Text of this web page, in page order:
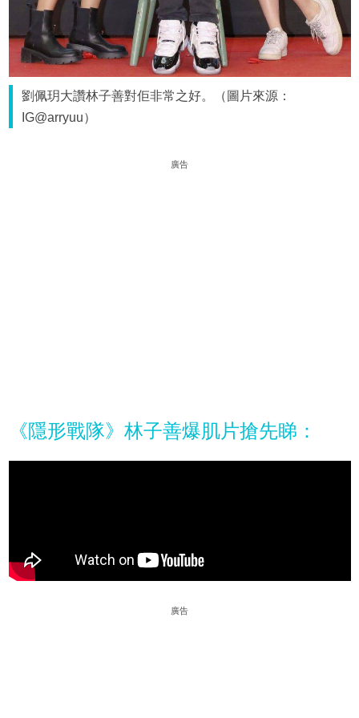
劉佩玥大讚林子善對佢非常之好。（圖片來源：
IG@arryuu）
廣告
《隱形戰隊》林子善爆肌片搶先睇：
廣告